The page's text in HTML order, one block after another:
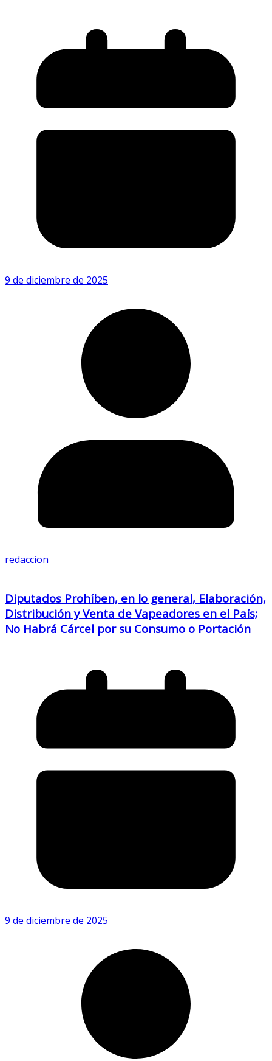
9 de diciembre de 2025
redaccion
Diputados Prohíben, en lo general, Elaboración,
Distribución y Venta de Vapeadores en el País;
No Habrá Cárcel por su Consumo o Portación
9 de diciembre de 2025